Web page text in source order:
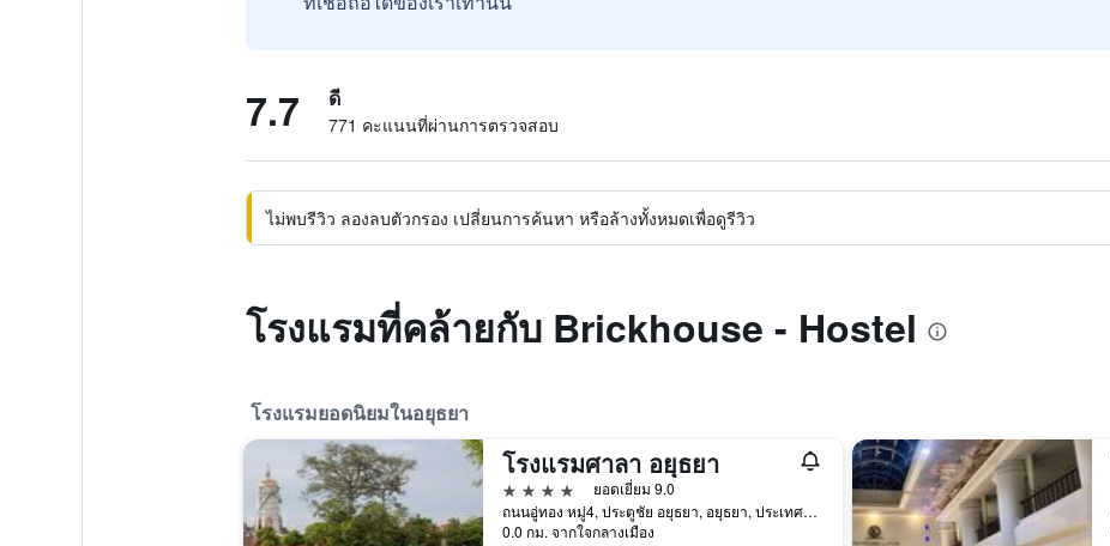
7.7 ดี
771 คะแนนที่ผ่านการตรวจสอบ
ไม่พบรีวิว ลองลบตัวกรอง เปลี่ยนการค้นหา หรือล้างทั้งหมดเพื่อดูรีวิว
โรงแรมที่คล้ายกับ Brickhouse - Hostel
โรงแรมยอดนิยมในอยุธยา
โรงแรมศาลา อยุธยา
4 ดาว
ยอดเยี่ยม 9.0
ถนนอู่ทอง หมู่4, ประตูชัย อยุธยา, อยุธยา, ประเทศไทย
0.0 กม. จากใจกลางเมือง